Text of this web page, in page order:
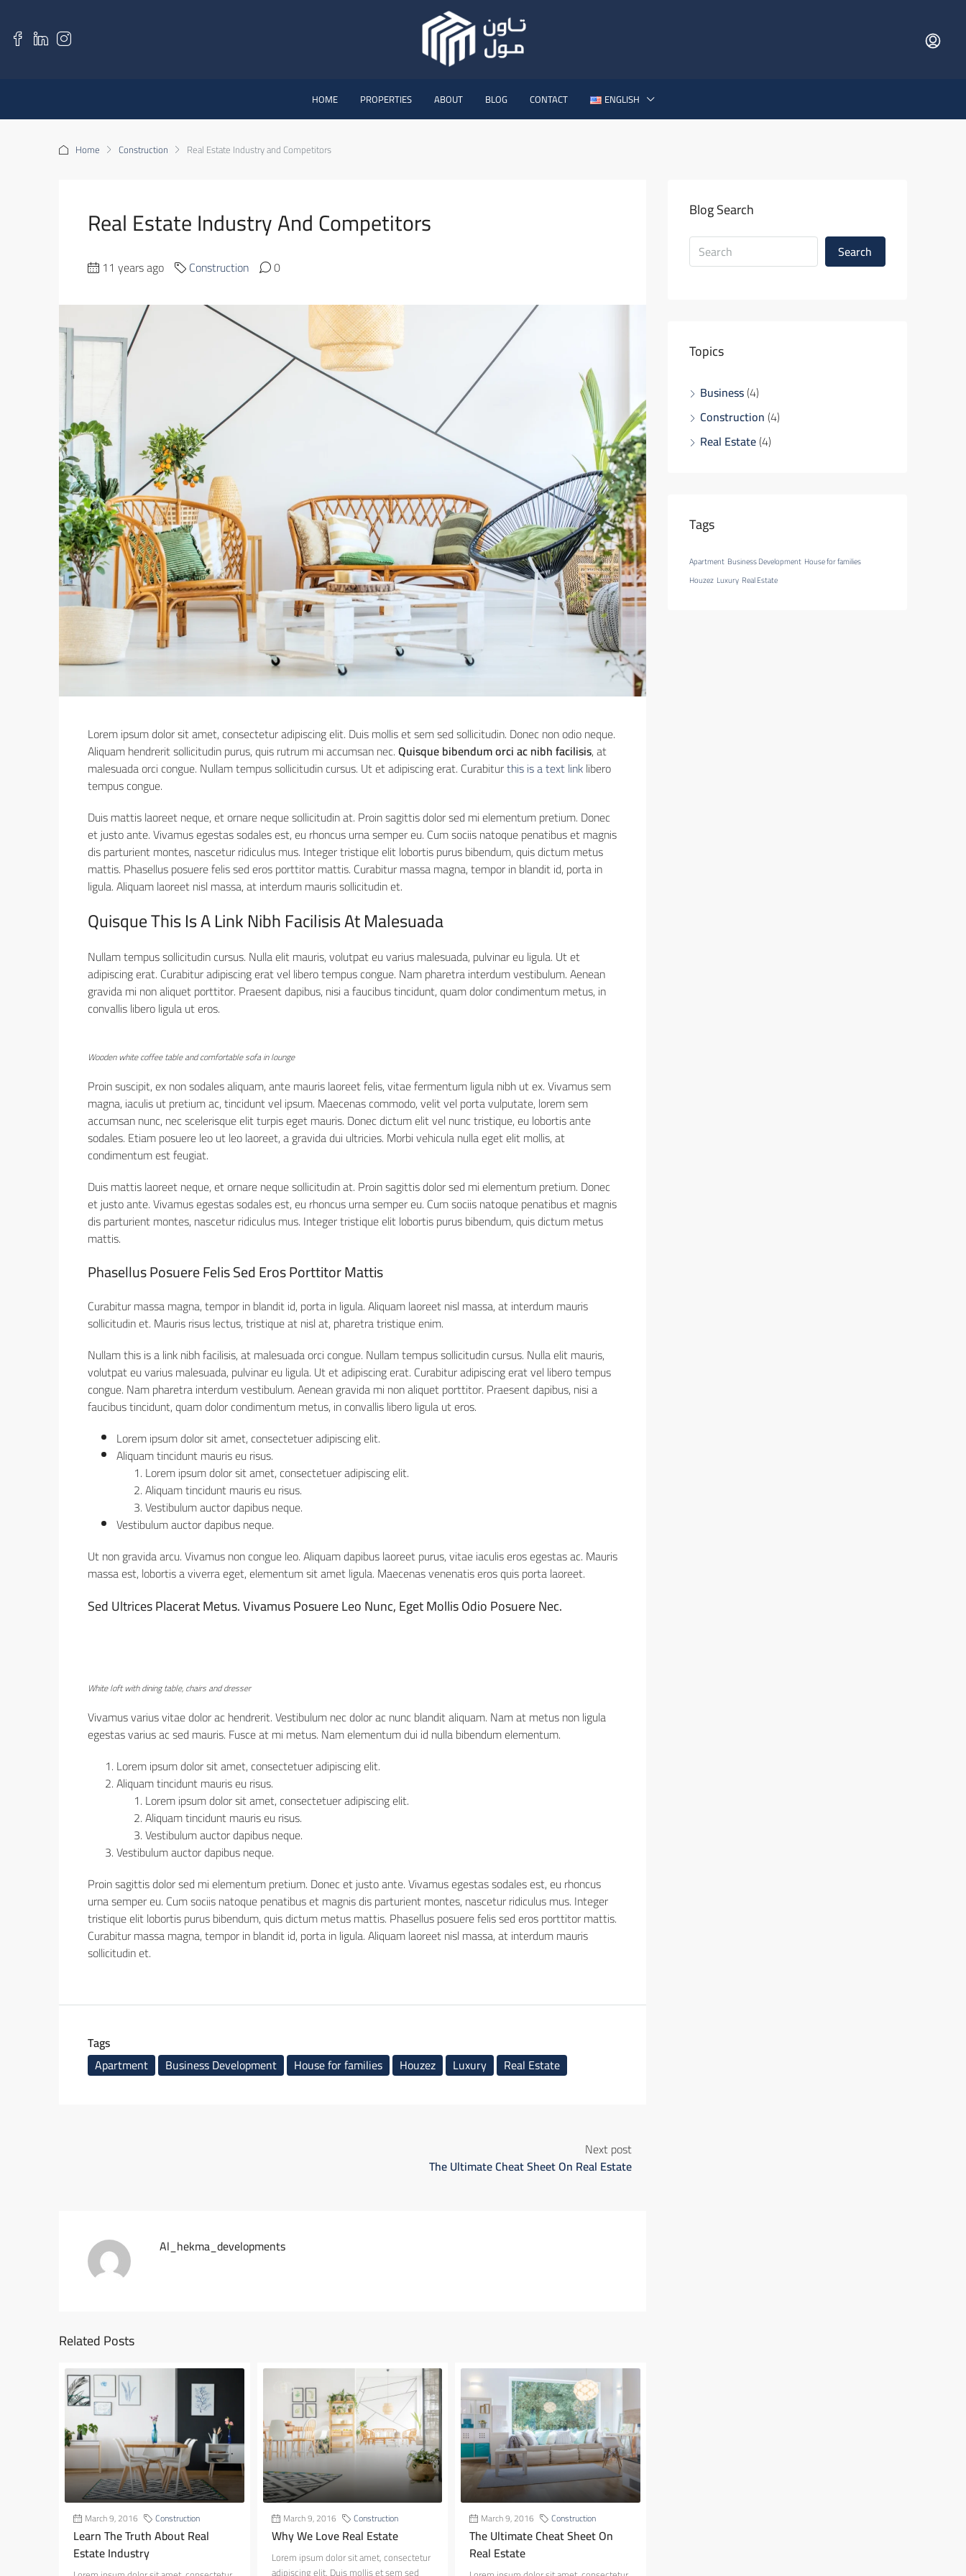
HOME PROPERTIES ABOUT BLOG CONTACT ENGLISH
Home Construction Real Estate Industry and Competitors
Real Estate Industry And Competitors
11 years ago Construction 0
Lorem ipsum dolor sit amet, consectetur adipiscing elit. Duis mollis et sem sed sollicitudin. Donec non odio neque.
Aliquam hendrerit sollicitudin purus, quis rutrum mi accumsan nec.Quisque bibendum orci ac nibh facilisis, at
malesuada orci congue. Nullam tempus sollicitudin cursus. Ut et adipiscing erat. Curabiturthis is a text linklibero
tempus congue.
Duis mattis laoreet neque, et ornare neque sollicitudin at. Proin sagittis dolor sed mi elementum pretium. Donec
et justo ante. Vivamus egestas sodales est, eu rhoncus urna semper eu. Cum sociis natoque penatibus et magnis
dis parturient montes, nascetur ridiculus mus. Integer tristique elit lobortis purus bibendum, quis dictum metus
mattis. Phasellus posuere felis sed eros porttitor mattis. Curabitur massa magna, tempor in blandit id, porta in
ligula. Aliquam laoreet nisl massa, at interdum mauris sollicitudin et.
Quisque This Is A Link Nibh Facilisis At Malesuada
Nullam tempus sollicitudin cursus. Nulla elit mauris, volutpat eu varius malesuada, pulvinar eu ligula. Ut et
adipiscing erat. Curabitur adipiscing erat vel libero tempus congue. Nam pharetra interdum vestibulum. Aenean
gravida mi non aliquet porttitor. Praesent dapibus, nisi a faucibus tincidunt, quam dolor condimentum metus, in
convallis libero ligula ut eros.
Wooden white coffee table and comfortable sofa in lounge
Proin suscipit, ex non sodales aliquam, ante mauris laoreet felis, vitae fermentum ligula nibh ut ex. Vivamus sem
magna, iaculis ut pretium ac, tincidunt vel ipsum. Maecenas commodo, velit vel porta vulputate, lorem sem
accumsan nunc, nec scelerisque elit turpis eget mauris. Donec dictum elit vel nunc tristique, eu lobortis ante
sodales. Etiam posuere leo ut leo laoreet, a gravida dui ultricies. Morbi vehicula nulla eget elit mollis, at
condimentum est feugiat.
Duis mattis laoreet neque, et ornare neque sollicitudin at. Proin sagittis dolor sed mi elementum pretium. Donec
et justo ante. Vivamus egestas sodales est, eu rhoncus urna semper eu. Cum sociis natoque penatibus et magnis
dis parturient montes, nascetur ridiculus mus. Integer tristique elit lobortis purus bibendum, quis dictum metus
mattis.
Phasellus Posuere Felis Sed Eros Porttitor Mattis
Curabitur massa magna, tempor in blandit id, porta in ligula. Aliquam laoreet nisl massa, at interdum mauris
sollicitudin et. Mauris risus lectus, tristique at nisl at, pharetra tristique enim.
Nullam this is a link nibh facilisis, at malesuada orci congue. Nullam tempus sollicitudin cursus. Nulla elit mauris,
volutpat eu varius malesuada, pulvinar eu ligula. Ut et adipiscing erat. Curabitur adipiscing erat vel libero tempus
congue. Nam pharetra interdum vestibulum. Aenean gravida mi non aliquet porttitor. Praesent dapibus, nisi a
faucibus tincidunt, quam dolor condimentum metus, in convallis libero ligula ut eros.
Lorem ipsum dolor sit amet, consectetuer adipiscing elit.
Aliquam tincidunt mauris eu risus.
Lorem ipsum dolor sit amet, consectetuer adipiscing elit.
Aliquam tincidunt mauris eu risus.
Vestibulum auctor dapibus neque.
Vestibulum auctor dapibus neque.
Ut non gravida arcu. Vivamus non congue leo. Aliquam dapibus laoreet purus, vitae iaculis eros egestas ac. Mauris
massa est, lobortis a viverra eget, elementum sit amet ligula. Maecenas venenatis eros quis porta laoreet.
Sed Ultrices Placerat Metus. Vivamus Posuere Leo Nunc, Eget Mollis Odio Posuere Nec.
White loft with dining table, chairs and dresser
Vivamus varius vitae dolor ac hendrerit. Vestibulum nec dolor ac nunc blandit aliquam. Nam at metus non ligula
egestas varius ac sed mauris. Fusce at mi metus. Nam elementum dui id nulla bibendum elementum.
Lorem ipsum dolor sit amet, consectetuer adipiscing elit.
Aliquam tincidunt mauris eu risus.
Lorem ipsum dolor sit amet, consectetuer adipiscing elit.
Aliquam tincidunt mauris eu risus.
Vestibulum auctor dapibus neque.
Vestibulum auctor dapibus neque.
Proin sagittis dolor sed mi elementum pretium. Donec et justo ante. Vivamus egestas sodales est, eu rhoncus
urna semper eu. Cum sociis natoque penatibus et magnis dis parturient montes, nascetur ridiculus mus. Integer
tristique elit lobortis purus bibendum, quis dictum metus mattis. Phasellus posuere felis sed eros porttitor mattis.
Curabitur massa magna, tempor in blandit id, porta in ligula. Aliquam laoreet nisl massa, at interdum mauris
sollicitudin et.
Tags
Apartment
Business Development House for families Houzez Luxury Real Estate
Next post
The Ultimate Cheat Sheet On Real Estate
Al_hekma_developments
Related Posts
March 9, 2016 Construction
Learn The Truth About Real
Estate Industry
March 9, 2016 Construction
Why We Love Real Estate
Lorem ipsum dolor sit amet, consectetur
adipiscing elit. Duis mollis et sem sed
March 9, 2016 Construction
The Ultimate Cheat Sheet On
Real Estate
Blog Search
Search
Topics
Business(4)
Construction (4)
Real Estate(4)
Tags
Apartment Business Development House for families
Houzez Luxury Real Estate